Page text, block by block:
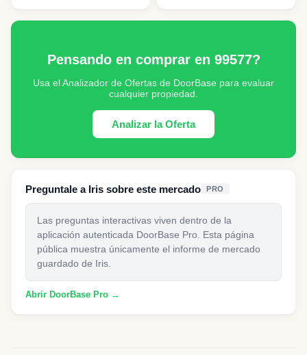
Pensando en comprar en 99577?
Usa el Analizador de Ofertas de DoorBase para evaluar
cualquier propiedad.
Analizar la Oferta
Preguntale a Iris sobre este mercado PRO
Las preguntas interactivas viven dentro de la
aplicación autenticada DoorBase Pro. Esta página
pública muestra únicamente el informe de mercado
guardado de Iris.
Abrir DoorBase Pro →